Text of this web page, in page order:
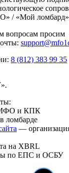
/ «Мой
вопросам просим
8 (812) 383 99 35
и КПК
ломбарде
—
на XBRL
по ЕПС и ОСБУ